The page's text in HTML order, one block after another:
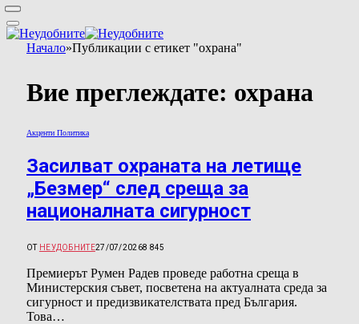
Начало»Публикации с етикет "охрана"
Вие преглеждате: охрана
Акценти Политика
Засилват охраната на летище
„Безмер“ след среща за
националната сигурност
ОТ НЕУДОБНИТЕ27/07/20268 845
Премиерът Румен Радев проведе работна среща в
Министерския съвет, посветена на актуалната среда за
сигурност и предизвикателствата пред България.
Това…